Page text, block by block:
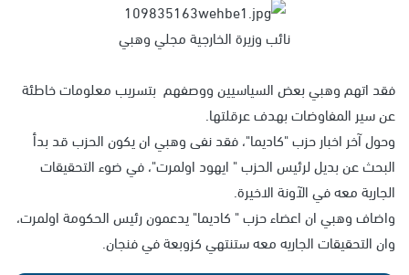
نائب وزيرة الخارجية مجلي وهبي
فقد اتهم وهبي بعض السياسيين ووصفهم بتسريب معلومات خاطئة
عن سير المفاوضات بهدف عرقلتها.
وحول آخر اخبار حزب "كاديما"، فقد نفى وهبي ان يكون الحزب قد بدأ
البحث عن بديل لرئيس الحزب " ايهود اولمرت"، في ضوء التحقيقات
الجارية معه في الآونة الاخيرة.
واضاف وهبي ان اعضاء حزب " كاديما" يدعمون رئيس الحكومة اولمرت،
وان التحقيقات الجاريه معه ستنتهي كزوبعة في فنجان.